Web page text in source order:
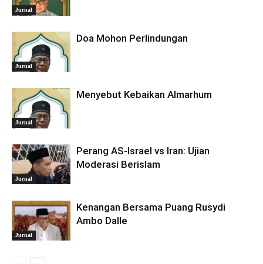
Jurnal
Jurnal
Doa Mohon Perlindungan
Jurnal
Menyebut Kebaikan Almarhum
Jurnal
Perang AS-Israel vs Iran: Ujian
Moderasi Berislam
Jurnal
Kenangan Bersama Puang Rusydi
Ambo Dalle